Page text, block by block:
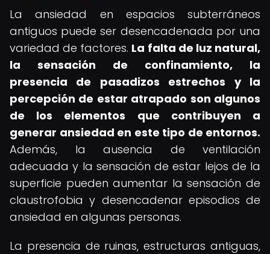
La ansiedad en espacios subterráneos
antiguos puede ser desencadenada por una
variedad de factores. La falta de luz natural,
la sensación de confinamiento, la
presencia de pasadizos estrechos y la
percepción de estar atrapado son algunos
de los elementos que contribuyen a
generar ansiedad en este tipo de entornos.
Además, la ausencia de ventilación
adecuada y la sensación de estar lejos de la
superficie pueden aumentar la sensación de
claustrofobia y desencadenar episodios de
ansiedad en algunas personas.
La presencia de ruinas, estructuras antiguas,